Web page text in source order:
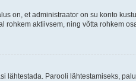
on, et administraator on su konto
aktiivsem, ning võtta rohkem
lähtestada. Parooli lähtestamiseks,